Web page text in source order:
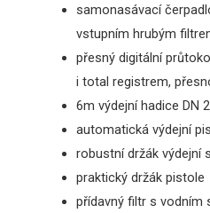
samonasávací
vstupním hrubým
přesný digitální
i total registrem,
6m výdejní hadice DN
automatická výdejní
robustní držák výdejní
praktický držák pistole
přídavný filtr s vodním